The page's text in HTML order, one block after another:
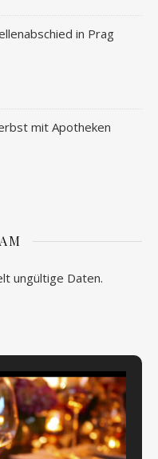
in Prag
mit Apotheken
ungültige Daten.